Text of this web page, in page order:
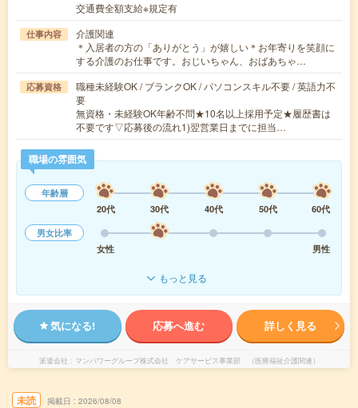
交通費全額支給※規定有
仕事内容
介護関連
＊入居者の方の「ありがとう」が嬉しい＊お年寄りを笑顔に
する介護のお仕事です。おじいちゃん、おばあちゃ…
応募資格
職種未経験OK / ブランクOK / パソコンスキル不要 / 英語力不
要
無資格・未経験OK年齢不問★10名以上採用予定★履歴書は
不要です▽応募後の流れ1)翌営業日までに担当…
職場の雰囲気
年齢層
20代
30代 40代 50代
60代
男女比率
女性
男性
もっと見る
気になる! 応募へ進む 詳しく見る
派遣会社 マンパワーグループ株式会社 ケアサービス事業部 （医療福祉介護関連）
未読 掲載日 2026/08/08